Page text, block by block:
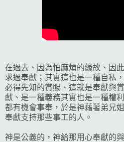
在過去、因為怕麻煩的緣故、因
求過奉獻；其實這也是一種自私
必得先知的賞賜、這就是奉獻與
獻、是一種義務其實也是一種權
都有機會事奉，於是神藉著弟兄
奉獻支持那些事工的人。
神是公義的，神給那用心奉獻的